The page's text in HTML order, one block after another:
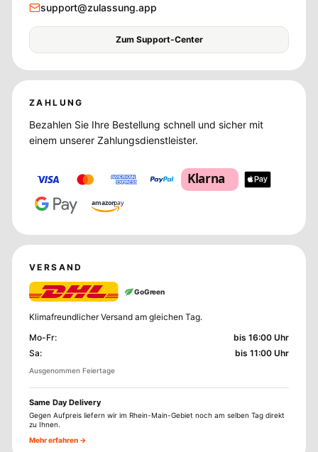
support@zulassung.app
Zum Support-Center
ZAHLUNG
Bezahlen Sie Ihre Bestellung schnell und sicher mit
einem unserer Zahlungsdienstleister.
Klarna
amazonpay
VERSAND
GoGreen
Klimafreundlicher Versand am gleichen Tag.
Mo-Fr:
bis 16:00 Uhr
Sa: bis 11:00 Uhr
Ausgenommen Feiertage
Same Day Delivery
Gegen Aufpreis liefern wir im Rhein-Main-Gebiet noch am selben Tag direkt
zu Ihnen.
Mehr erfahren →